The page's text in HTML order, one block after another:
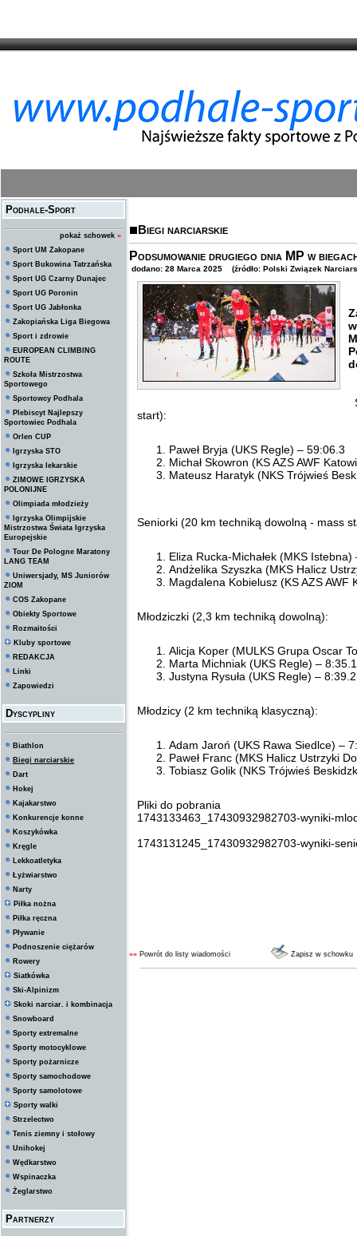
Podhale-Sport
pokaż schowek »
Sport UM Zakopane
Sport Bukowina Tatrzańska
Sport UG Czarny Dunajec
Sport UG Poronin
Sport UG Jabłonka
Zakopiańska Liga Biegowa
Sport i zdrowie
EUROPEAN CLIMBING
ROUTE
Szkoła Mistrzostwa
Sportowego
Sportowcy Podhala
Plebiscyt Najlepszy
Sportowiec Podhala
Orlen CUP
Igrzyska STO
Igrzyska lekarskie
ZIMOWE IGRZYSKA
POLONIJNE
Olimpiada młodzieży
Igrzyska Olimpijskie
Mistrzostwa Świata Igrzyska
Europejskie
Tour De Pologne Maratony
LANG TEAM
Uniwersjady, MS Juniorów
ZIOM
COS Zakopane
Obiekty Sportowe
Rozmaitości
Kluby sportowe
REDAKCJA
Linki
Zapowiedzi
Dyscypliny
Biathlon
Biegi narciarskie
Dart
Hokej
Kajakarstwo
Konkurencje konne
Koszykówka
Kręgle
Lekkoatletyka
Łyżwiarstwo
Narty
Piłka nożna
Piłka ręczna
Pływanie
Podnoszenie ciężarów
Rowery
Siatkówka
Ski-Alpinizm
Skoki narciar. i kombinacja
Snowboard
Sporty extremalne
Sporty motocyklowe
Sporty pożarnicze
Sporty samochodowe
Sporty samolotowe
Sporty walki
Strzelectwo
Tenis ziemny i stołowy
Unihokej
Wędkarstwo
Wspinaczka
Żeglarstwo
Partnerzy
Biegi narciarskie
Podsumowanie drugiego dnia MP w
dodano: 28 Marca 2025 (źródło: Polski Związek
start):
Paweł Bryja (UKS Regle) – 59:06.3
Michał Skowron (KS AZS AWF
Mateusz Haratyk (NKS Trójwieś
Seniorki (20 km techniką dowolną - mass
Eliza Rucka-Michałek (MKS
Andżelika Szyszka (MKS Halicz
Magdalena Kobielusz (KS AZS AWF
Młodziczki (2,3 km techniką dowolną):
Alicja Koper (MULKS Grupa Oscar
Marta Michniak (UKS Regle) – 8:35.1
Justyna Rysuła (UKS Regle) – 8:39.2
Młodzicy (2 km techniką klasyczną):
Adam Jaroń (UKS Rawa Siedlce) –
Paweł Franc (MKS Halicz Ustrzyki
Tobiasz Golik (NKS Trójwieś
Pliki do pobrania
1743133463_17430932982703-wyniki-
1743131245_17430932982703-wyniki-
«« Powrót do listy wiadomości Zapisz w schowku